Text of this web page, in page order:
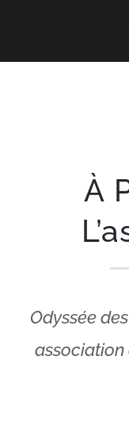
À
Odyssée
association